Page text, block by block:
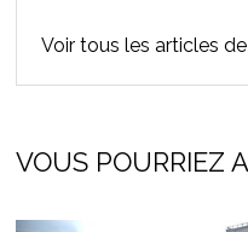
Voir tous les articles
VOUS POURRIEZ